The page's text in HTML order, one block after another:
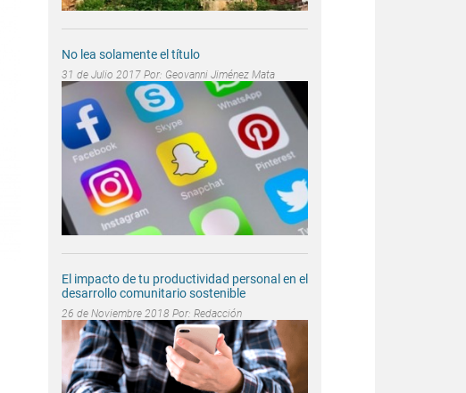
No lea solamente el título
31 de Julio 2017 Por: Geovanni Jiménez Mata
El impacto de tu productividad personal en el
desarrollo comunitario sostenible
26 de Noviembre 2018 Por: Redacción